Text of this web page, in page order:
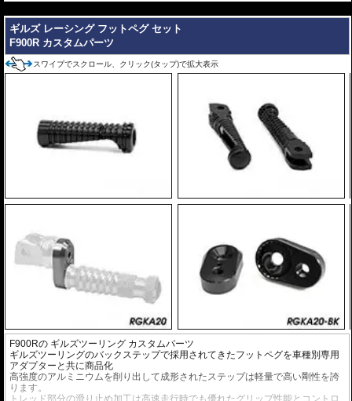
ギルズ レーシング フットペグ セット
F900R カスタムパーツ
スワイプでスクロール、クリック(タップ)で拡大表示
F900Rの ギルズツーリング カスタムパーツ
ギルズツーリングのバックステップで採用されてきたフットペグを車種別専用
アダプターと共に商品化
高強度のアルミニウムを削り出して成形されたステップは軽量で高い剛性を誇
ります。
トレッド部分の滑り止め加工は高速走行時でも優れたグリップ性能とコントロ